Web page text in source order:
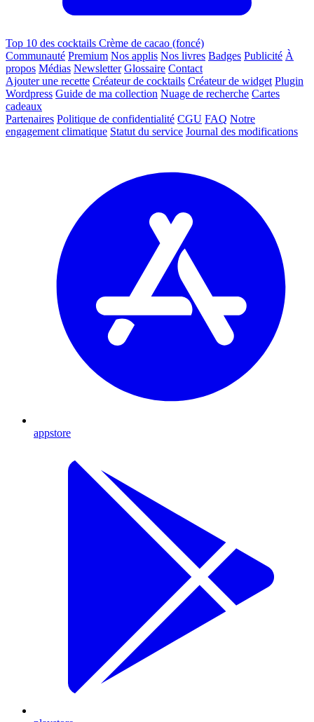
Top 10 des cocktails Crème de cacao (foncé)
Communauté Premium Nos applis Nos livres Badges Publicité À
propos Médias Newsletter Glossaire Contact
Ajouter une recette Créateur de cocktails Créateur de widget Plugin
Wordpress Guide de ma collection Nuage de recherche Cartes
cadeaux
Partenaires Politique de confidentialité CGU FAQ Notre
engagement climatique Statut du service Journal des modifications
appstore